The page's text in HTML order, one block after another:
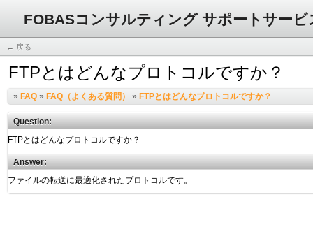
FOBASコンサルティング サポートサービ
← 戻る
FTPとはどんなプロトコルですか？
» FAQ » FAQ（よくある質問） » FTPとはどんなプロトコルですか？
Question:
Answer: